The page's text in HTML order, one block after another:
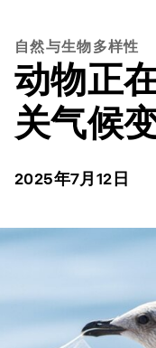
自然与生物多样性
动物正
关气候
2025年7月12日